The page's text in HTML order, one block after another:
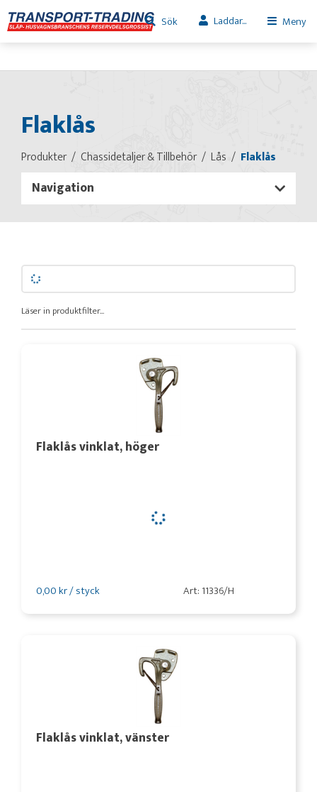
Sök Laddar... Meny
Flaklås
Produkter Chassidetaljer & Tillbehör Lås Flaklås
Navigation
Läser in produktfilter...
Flaklås vinklat, höger
0,00 kr / styck Art: 11336/H
Flaklås vinklat, vänster